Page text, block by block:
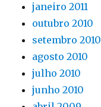
janeiro 2011
outubro 2010
setembro 2010
agosto 2010
julho 2010
junho 2010